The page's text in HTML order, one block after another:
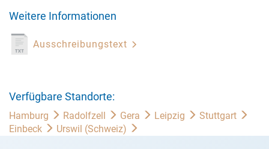
Weitere Informationen
Ausschreibungstext
Verfügbare Standorte:
Hamburg Radolfzell Gera Leipzig
Stuttgart
Einbeck
Urswil (Schweiz)